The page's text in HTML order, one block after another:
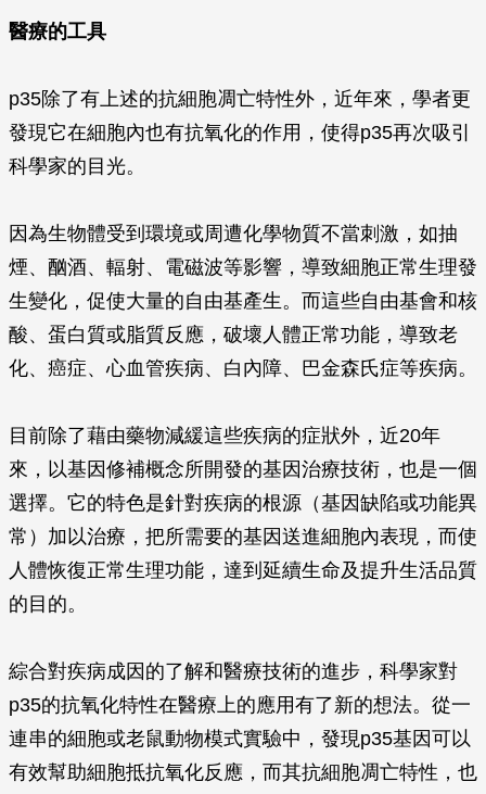
醫療的工具
p35除了有上述的抗細胞凋亡特性外，近年來，學者更
發現它在細胞內也有抗氧化的作用，使得p35再次吸引
科學家的目光。
因為生物體受到環境或周遭化學物質不當刺激，如抽
煙、酗酒、輻射、電磁波等影響，導致細胞正常生理發
生變化，促使大量的自由基產生。而這些自由基會和核
酸、蛋白質或脂質反應，破壞人體正常功能，導致老
化、癌症、心血管疾病、白內障、巴金森氏症等疾病。
目前除了藉由藥物減緩這些疾病的症狀外，近20年
來，以基因修補概念所開發的基因治療技術，也是一個
選擇。它的特色是針對疾病的根源（基因缺陷或功能異
常）加以治療，把所需要的基因送進細胞內表現，而使
人體恢復正常生理功能，達到延續生命及提升生活品質
的目的。
綜合對疾病成因的了解和醫療技術的進步，科學家對
p35的抗氧化特性在醫療上的應用有了新的想法。從一
連串的細胞或老鼠動物模式實驗中，發現p35基因可以
有效幫助細胞抵抗氧化反應，而其抗細胞凋亡特性，也